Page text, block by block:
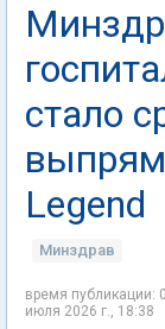
стало
Legend
Минздрав
время публикации:
июля 2026 г., 18:38